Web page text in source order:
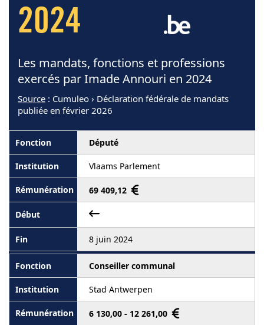
2024
Les mandats, fonctions et professions
exercés par Imade Annouri en 2024
Source : Cumuleo › Déclaration fédérale de mandats
publiée en février 2026
Député
Vlaams Parlement
69 409,12
8 juin 2024
Conseiller communal
Stad Antwerpen
6 130,00 - 12 261,00